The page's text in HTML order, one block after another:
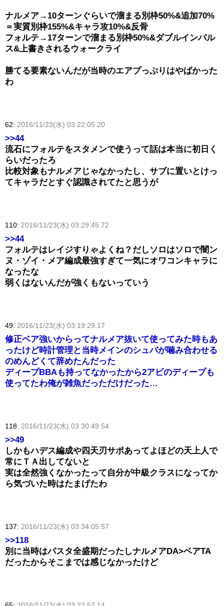
ナルメア→10ターンぐらいで溜まる別枠50%&追加70%
＝実質別枠155%&キャラ攻10%&反骨
フォルテ→17ターンで溜まる別枠50%&ダブルインパル
ス&上書きされるウォークライ
勝てる要素ないんだが当時のエアプっぷりはやばかった
わ
62: 2016/11/23(水) 03:22:05.20
>>44
流石にフォルテをスタメンで使うって話は本当に初日く
らいだったろ
比較対象もナルメアじゃなかったし、サブに置いとけっ
てキャラだとすぐ認識されてたと思うが
110: 2016/11/23(水) 03:29:45.72
>>44
フォルテはレイジすりゃよくね？だしソロはソロで闇ン
ヌ・ゾイ・メア編成最強すぎて一気にオワコンキャラに
なったな
弱くはないんだが強くもないっていう
49: 2016/11/23(水) 03:19:29.17
修正ベア強いからってナルメア抜いて使ってみた時もあ
ったけど時計管理と当時メインのシュバが噛み合わせる
のめんどくて辞めたんだった
ディープBBAも持ってなかったから2アビのディープも
使ってたわ俺が雑魚だっただけだった…
118: 2016/11/23(水) 03:30:49.54
>>49
しかもハデス編成や四天刃サポあってよほどの天上人で
常にＴＡ出してないと
実は全然強くなかったって自分が中級クラスになってか
ら気づいた時はたまげたわ
137: 2016/11/23(水) 03:34:05.57
>>118
別に当時はパスタ全盛期だったしナルメアDA>ベアTA
だったからそこまでは感じなかったけど